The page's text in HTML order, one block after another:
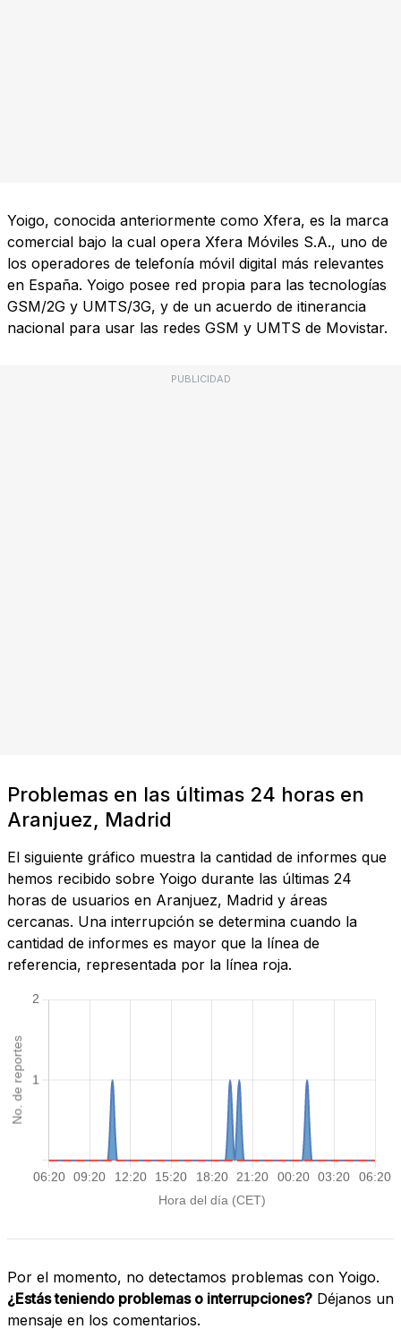
Yoigo, conocida anteriormente como Xfera, es la marca
comercial bajo la cual opera Xfera Móviles S.A., uno de
los operadores de telefonía móvil digital más relevantes
en España. Yoigo posee red propia para las tecnologías
GSM/2G y UMTS/3G, y de un acuerdo de itinerancia
nacional para usar las redes GSM y UMTS de Movistar.
PUBLICIDAD
Problemas en las últimas 24 horas en
Aranjuez, Madrid
El siguiente gráfico muestra la cantidad de informes que
hemos recibido sobre Yoigo durante las últimas 24
horas de usuarios en Aranjuez, Madrid y áreas
cercanas. Una interrupción se determina cuando la
cantidad de informes es mayor que la línea de
referencia, representada por la línea roja.
Por el momento, no detectamos problemas con Yoigo.
¿Estás teniendo problemas o interrupciones? Déjanos un
mensaje en los comentarios.